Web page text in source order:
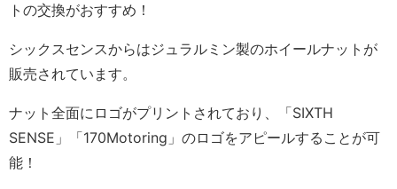
トの交換がおすすめ！
シックスセンスからはジュラルミン製のホイールナットが
販売されています。
ナット全面にロゴがプリントされており、「SIXTH
SENSE」「170Motoring」のロゴをアピールすることが可
能！